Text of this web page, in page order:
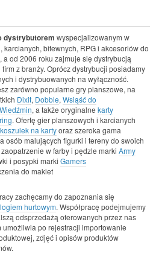
dystrybutorem wyspecjalizowanym w
bitewnych, RPG i akcesoriów do
od 2006 roku zajmuje się dystrybucją
z branży. Oprócz dystrybucji posiadamy
i dystrybuowanych na wyłączność.
zarówno popularne gry planszowe, na
Dixit, Dobble, Wsiąść do
Wiedźmin, a także oryginalne karty
. Ofertę gier planszowych i karcianych
koszulek na kartyoraz szeroka gama
osób malujących figurki i tereny do swoich
w farby i pędzle marki Army
i posypki marki Gamers
do makiet
zachęcamy do zapoznania się
hurtowym. Współpracę podejmujemy
odsprzedażą oferowanych przez nas
po rejestracji importowanie
zdjęć i opisów produktów